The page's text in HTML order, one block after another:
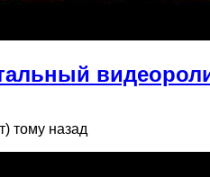
тому назад